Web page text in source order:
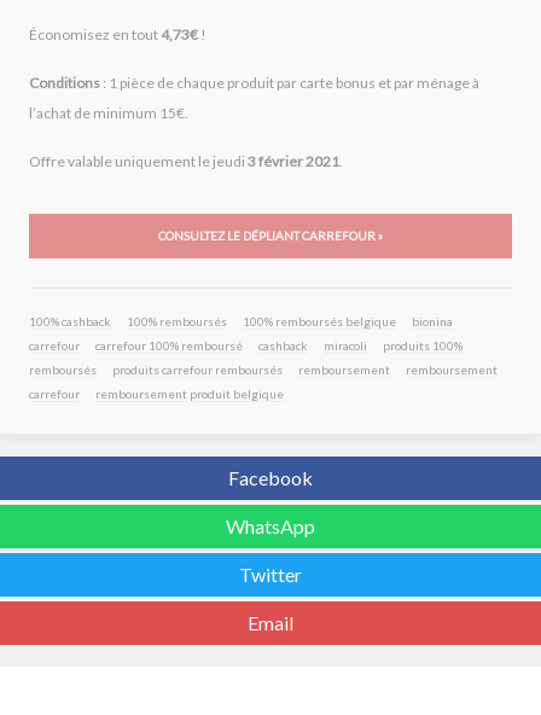
Économisez en tout 4,73€ !
Conditions : 1 pièce de chaque produit par carte bonus et par ménage à
l’achat de minimum 15€.
Offre valable uniquement le jeudi 3 février 2021.
CONSULTEZ LE DÉPLIANT CARREFOUR »
100% cashback 100% remboursés 100% remboursés belgique
bionina
carrefour
carrefour 100% remboursé cashback miracoli
produits 100%
remboursés
produits carrefour remboursés remboursement
remboursement
carrefour
remboursement produit belgique
Facebook
WhatsApp
Twitter
Email